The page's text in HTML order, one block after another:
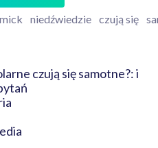
mick niedźwiedzie czują się
czują się samotne?: i